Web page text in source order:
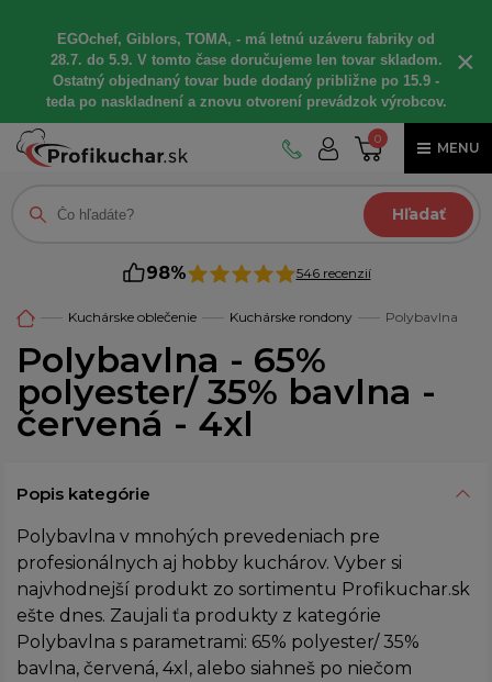
EGOchef, Giblors, TOMA, - má letnú uzáveru fabriky od
28.7. do 5.9. V tomto čase doručujeme len tovar skladom.
Ostatný objednaný tovar bude dodaný približne po 15.9 -
teda po naskladnení a znovu otvorení prevádzok výrobcov.
×
0
MENU
Hľadať
98% 546 recenzií
Kuchárske oblečenie Kuchárske rondony Polybavlna
Polybavlna - 65%
polyester/ 35% bavlna -
červená - 4xl
Popis kategórie
Polybavlna v mnohých prevedeniach pre
profesionálnych aj hobby kuchárov. Vyber si
najvhodnejší produkt zo sortimentu Profikuchar.sk
ešte dnes. Zaujali ťa produkty z kategórie
Polybavlna s parametrami: 65% polyester/ 35%
bavlna, červená, 4xl, alebo siahneš po niečom